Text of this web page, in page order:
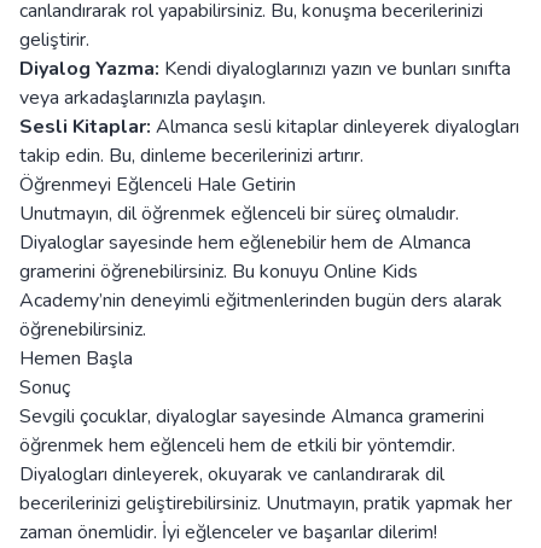
canlandırarak rol yapabilirsiniz. Bu, konuşma becerilerinizi
geliştirir.
Diyalog Yazma: Kendi diyaloglarınızı yazın ve bunları sınıfta
veya arkadaşlarınızla paylaşın.
Sesli Kitaplar: Almanca sesli kitaplar dinleyerek diyalogları
takip edin. Bu, dinleme becerilerinizi artırır.
Öğrenmeyi Eğlenceli Hale Getirin
Unutmayın, dil öğrenmek eğlenceli bir süreç olmalıdır.
Diyaloglar sayesinde hem eğlenebilir hem de Almanca
gramerini öğrenebilirsiniz. Bu konuyu Online Kids
Academy’nin deneyimli eğitmenlerinden bugün ders alarak
öğrenebilirsiniz.
Hemen Başla
Sonuç
Sevgili çocuklar, diyaloglar sayesinde Almanca gramerini
öğrenmek hem eğlenceli hem de etkili bir yöntemdir.
Diyalogları dinleyerek, okuyarak ve canlandırarak dil
becerilerinizi geliştirebilirsiniz. Unutmayın, pratik yapmak her
zaman önemlidir. İyi eğlenceler ve başarılar dilerim!